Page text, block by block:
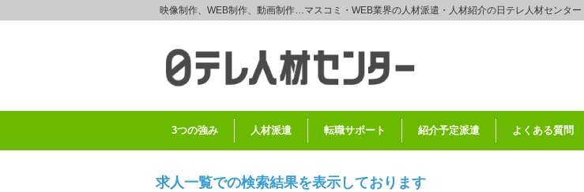
映像制作、WEB制作、動画制作…マスコミ・WEB業界の人材派遣・人材紹介の日テレ人材センター
3つの強み 人材派遣 転職サポート 紹介予定派遣 よくある質問
求人一覧での検索結果を表示しております